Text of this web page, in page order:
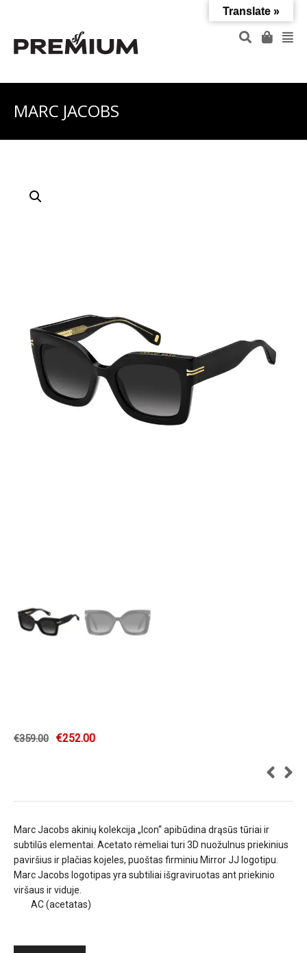
MARC JACOBS
€359.00 €252.00
Marc Jacobs akinių kolekcija „Icon“ apibūdina drąsūs tūriai ir
subtilūs elementai. Acetato rėmeliai turi 3D nuožulnus priekinius
paviršius ir plačias kojeles, puoštas firminiu Mirror JJ logotipu.
Marc Jacobs logotipas yra subtiliai išgraviruotas ant priekinio
viršaus ir viduje.
AC (acetatas)
Translate »